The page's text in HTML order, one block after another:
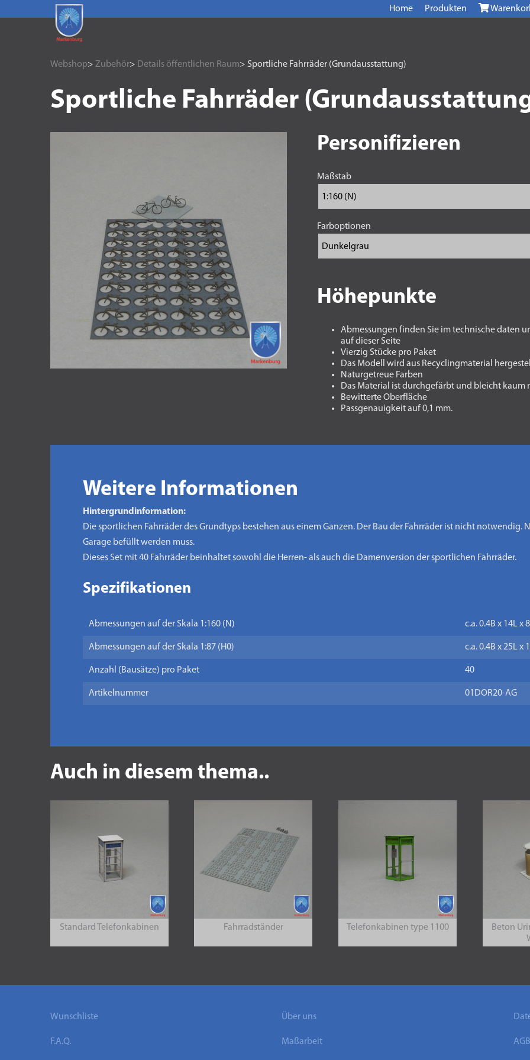
Home Produkten
Webshop> Zubehör> Details öffentlichen Raum> Sportliche Fahrräder (Grundausstattung)
Sportliche Fahrräder
Personifizieren
Maßstab
Farboptionen
Höhepunkte
Abmessungen finden Sie im technische daten
auf dieser Seite
Vierzig Stücke pro Paket
Das Modell wird aus Recyclingmaterial
Naturgetreue Farben
Das Material ist durchgefärbt und bleicht kaum
Bewitterte Oberfläche
Passgenauigkeit auf 0,1 mm.
Weitere Informationen
Hintergrundinformation:
Die sportlichen Fahrräder des Grundtyps bestehen aus einem Ganzen. Der Bau der Fahrräder ist nicht
Garage befüllt werden muss.
Dieses Set mit 40 Fahrräder beinhaltet sowohl die Herren- als auch die Damenversion der sportlichen Fahrräder.
Spezifikationen
Abmessungen auf der Skala 1:160 (N) c.a. 0.4B x 14L x
Abmessungen auf der Skala 1:87 (H0) c.a. 0.4B x 25L x
Anzahl (Bausätze) pro Paket 40
Artikelnummer 01DOR20-AG
Auch in diesem thema..
Standard Telefonkabinen Fahrradständer Telefonkabinen type 1100
Beton
Wunschliste
F.A.Q.
Über uns
Maßarbeit AGB